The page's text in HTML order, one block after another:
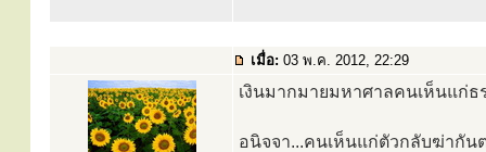
เมื่อ: 03 พ.ค. 2012, 22:29
เงินมากมายมหาศาลคนเห็นแก่ธ
อนิจจา...คนเห็นแก่ตัวกลับฆ่ากัน